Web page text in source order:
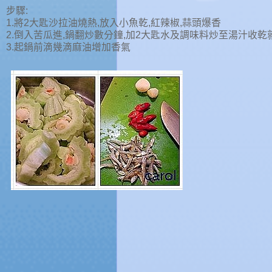
步驟:
1.將2大匙沙拉油燒熱,放入小魚乾,紅辣椒,蒜頭爆香
2.倒入苦瓜進,鍋翻炒數分鐘,加2大匙水及調味料炒至湯汁收乾
3.起鍋前滴幾滴麻油增加香氣